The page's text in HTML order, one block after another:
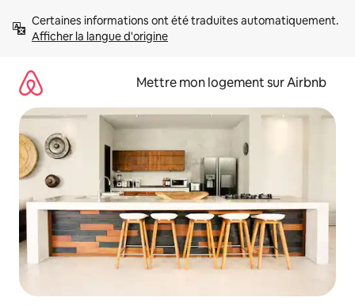
directement
Afficher la langue d'origine
Mettre mon logement sur Airbnb